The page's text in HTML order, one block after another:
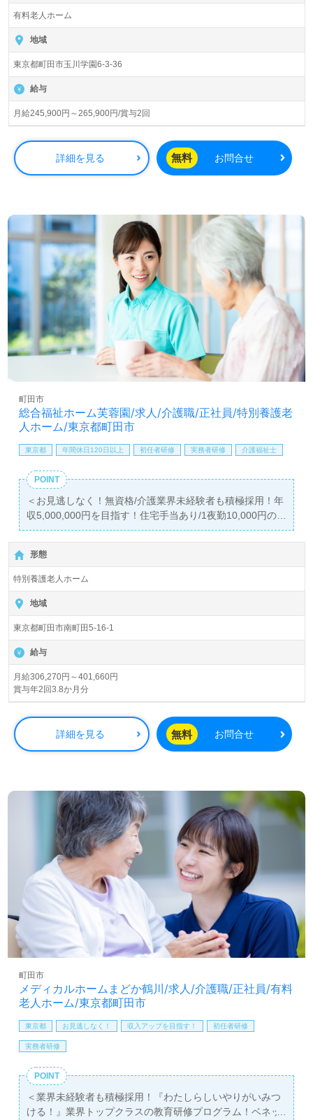
入居定員58名（50室/個室、2名部屋）『サニーステージ玉
川学園』株式会社小俣組（本社：神奈川県横浜市）様の運
営です。神奈川県を中心に有料老人ホーム事業を展開され
ています。
◎『共に喜びを感じ、何気ない毎日を幸せに』。ご利用者
業所様！◎
看護助手や介護職経験のある方はもちろん、これから介護
職を目指される方も幅広く募集します。ご利用者様の今ま
でとこれからに想いを寄せて、笑顔輝く暮らしの実現を目
指す事業所様です。手厚いOJT/研修制度、先輩職員様から
『介護職を通じて”ありがとう”で溢れる仕事をしたい』
『働きがいを感じながら仕事をしたい』『転職で施設形態
や環境を変えて働きたい』等の方も大歓迎です。募集詳細
等、担当コンサルタントよりご案内します。お問い合わせ
も遠慮なくお願いします。
全国の求人ご紹介！医療/福祉業界の正社員/パート仕事探
しは【ウィルオブ介護】＊求人情報収集、将来的に検討の
方も遠慮なく＊
LINE、メール、お電話などご希望に応じてお問い合わせ/ご
相談可能です。転職相談、求人紹介、年収交渉など完全無
料サービスをご利用いただけます。＜非公開求人も取扱い
せお待ちしております。
有料老人ホーム
地域
東京都町田市玉川学園6-3-36
給与
月給245,900円～265,900円/賞与2回
詳細を見る 無料 お問合せ
総合福祉ホーム芙蓉園/求人/介護職/正社員/特別養護老
人ホーム/東京都町田市
町田市
東京都 年間休日120日以上 初任者研修 実務者研修 介護福祉士
POINT
＜お見逃しなく！無資格/介護業界未経験者も積極採用！年
収5,000,000円を目指す！住宅手当あり/1夜勤10,000円の
職場！＞
◎介護職/正社員募集◎【月給306,270円～401,660円/賞与
2回】『町田グランベリーパーク駅』徒歩7分。
入所定員190名（従来型個室/多床室）『総合福祉ホーム芙
蓉園』社会福祉法人芙蓉会（本部：東京都町田市）様の運
営です。東京都、千葉県を中心に特別養護老人ホーム、デ
イサービス、訪問介護、ショートステイ、地域包括支援セ
ンター、居宅介護支援事業を27事業所で展開されていま
◎幅広い年代層の職員様が活躍中！『思いやること、気づ
くこと』職員様全員参加でご利用者様の笑顔が咲く事業所
様！◎
看護助手や介護職経験のある方はもちろん、これから介護
職を目指される方も幅広く募集します。特別養護老人ホー
修プログラム、中途採用の方もすぐに馴染める職場環境も
うれしいポイント！『ご利用者様お一人おひとりに寄り添
いたい』『資格取得を目指している、介護知識や技術力を
高めたい』『働きがいを感じながら仕事をしたい』『転職
で施設形態や環境を変えて働きたい』等の方も大歓迎で
す！募集詳細等、担当コンサルタントよりご案内します。
お問い合わせも遠慮なくお願いします。
全国の求人ご紹介！医療/福祉業界の正社員/パート仕事探
しは【ウィルオブ介護】＊求人情報収集、将来的に検討の
方も遠慮なく＊
LINE、メール、お電話などご希望に応じてお問い合わせ/ご
相談可能です。転職相談、求人紹介、年収交渉など完全無
料サービスをご利用いただけます。＜非公開求人も取扱い
あり！＞"転職支援"のプロと一緒に転職活動！お問い合わ
形態
特別養護老人ホーム
地域
東京都町田市南町田5-16-1
給与
月給306,270円～401,660円
賞与年2回3.8か月分
詳細を見る 無料 お問合せ
メディカルホームまどか鶴川/求人/介護職/正社員/有料
老人ホーム/東京都町田市
町田市
東京都 お見逃しなく！ 収入アップを目指す！ 初任者研修
実務者研修
POINT
＜業界未経験者も積極採用！『わたしらしいやりがいみつ
ける！』業界トップクラスの教育研修プログラム！ベネッ